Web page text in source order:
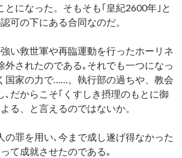
とになった。そもそも｢皇紀2600年｣と
可の下にある合同なのだ。
い救世軍や再臨運動を行ったホーリネ
外されたのである｡それでも一つになっ
国家の力で……。執行部の過ちや、教会
､だからこそ｢くすしき摂理のもとに御
る、と言えるのではないか。
の罪を用い､今まで成し遂げ得なかった
て成就させたのである｡